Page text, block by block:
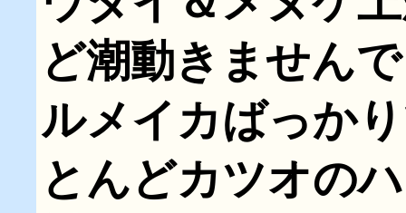
ど潮動きません
ルメイカばっか
とんどカツオの